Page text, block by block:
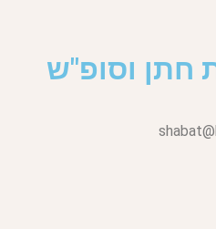
וסופ"ש